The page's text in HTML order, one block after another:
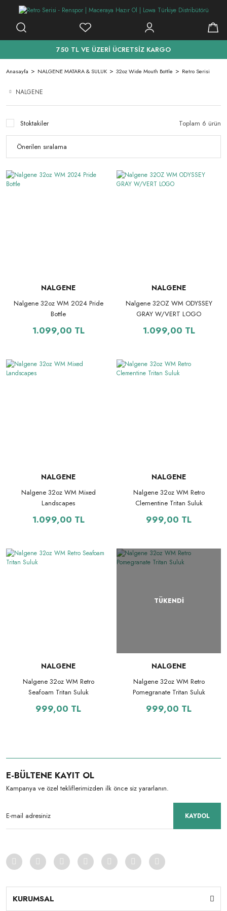
750 TL VE ÜZERİ ÜCRETSİZ KARGO
Anasayfa NALGENE MATARA & SULUK 32oz Wide Mouth Bottle Retro Serisi
NALGENE
Stoktakiler Toplam 6 ürün
NALGENE
Nalgene 32oz WM 2024 Pride
Bottle
1.099,00 TL
NALGENE
Nalgene 32OZ WM ODYSSEY
GRAY W/VERT LOGO
1.099,00 TL
NALGENE
Nalgene 32oz WM Mixed
Landscapes
1.099,00 TL
NALGENE
Nalgene 32oz WM Retro
Clementine Tritan Suluk
999,00 TL
NALGENE
Nalgene 32oz WM Retro
Seafoam Tritan Suluk
999,00 TL
TÜKENDİ
NALGENE
Nalgene 32oz WM Retro
Pomegranate Tritan Suluk
999,00 TL
E-BÜLTENE KAYIT OL
Kampanya ve özel tekliflerimizden ilk önce siz yararlanın.
KAYDOL
KURUMSAL